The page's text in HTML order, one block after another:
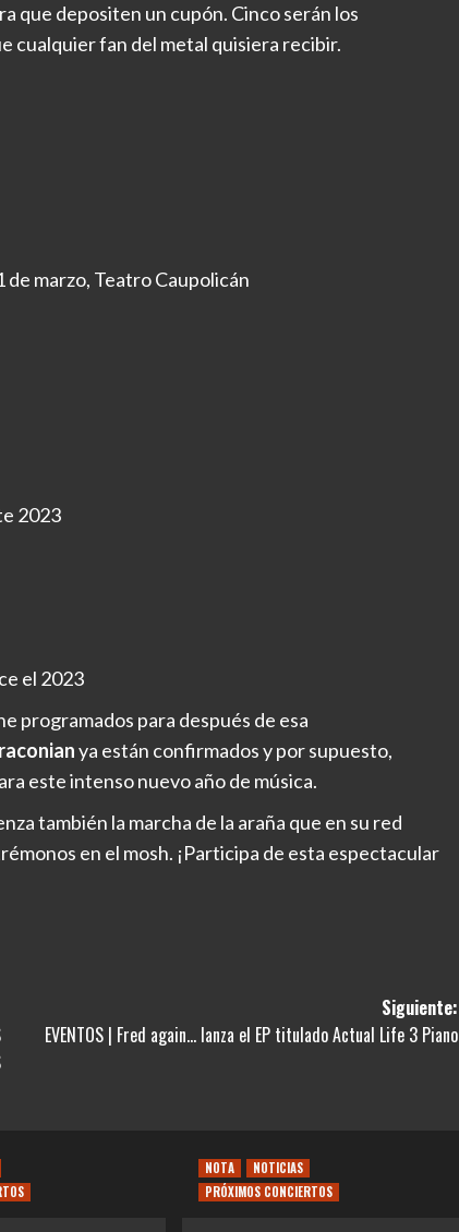
que depositen un cupón. Cinco serán los
cualquier fan del metal quisiera recibir.
de marzo, Teatro Caupolicán
2023
el 2023
programados para después de esa
ya están confirmados y por supuesto,
este intenso nuevo año de música.
también la marcha de la araña que en su red
en el mosh. ¡Participa de esta espectacular
Siguiente:
EVENTOS | Fred again… lanza el EP titulado Actual Life 3 Piano
NOTA
NOTICIAS
PRÓXIMOS CONCIERTOS